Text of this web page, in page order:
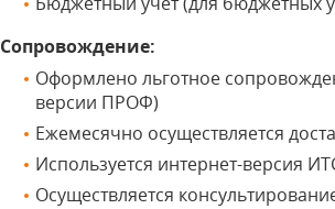
Сопровождение:
Оформлено льготное
версии ПРОФ)
Ежемесячно осуществляется
Используется интернет-версия
Осуществляется